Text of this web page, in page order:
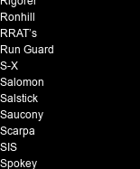
Ronhill
RRAT’s
Run Guard
S-X
Salomon
Salstick
Saucony
Scarpa
SIS
Spokey